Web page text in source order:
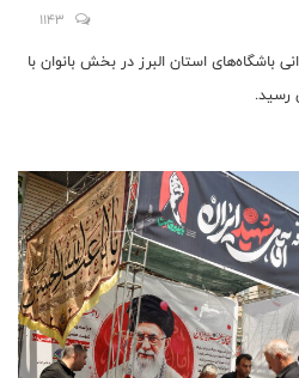
1143
استان البرز در بخش بانوان با
رسید.